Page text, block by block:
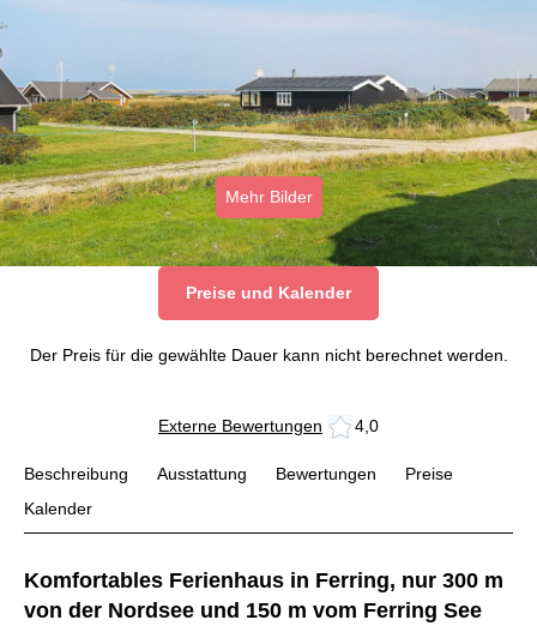
Mehr Bilder
Preise und Kalender
Der Preis für die gewählte Dauer kann nicht berechnet werden.
Externe Bewertungen 4,0
Beschreibung Ausstattung Bewertungen
Preise
Kalender
Komfortables Ferienhaus in Ferring, nur 300 m
von der Nordsee und 150 m vom Ferring See